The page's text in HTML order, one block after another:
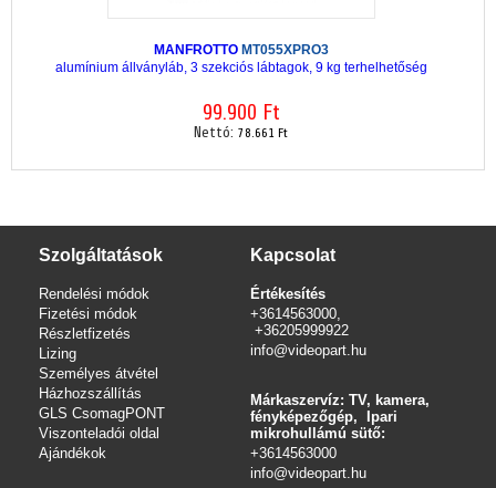
MANFROTTO MT055XPRO3
alumínium állványláb, 3 szekciós lábtagok, 9 kg terhelhetőség
99.900 Ft
Nettó: 78.661 Ft
Szolgáltatások
Rendelési módok
Fizetési módok
Részletfizetés
Lizing
Személyes átvétel
Házhozszállítás
GLS CsomagPONT
Viszonteladói oldal
Ajándékok
Kapcsolat
Értékesítés
+3614563000,
+36205999922
info@videopart.hu
Márkaszervíz: TV, kamera,
fényképezőgép, Ipari
mikrohullámú sütő:
+3614563000
info@videopart.hu